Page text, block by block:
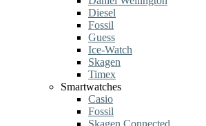
Diesel
Fossil
Guess
Ice-Watch
Skagen
Timex
Smartwatches
Casio
Fossil
Skagen Connected